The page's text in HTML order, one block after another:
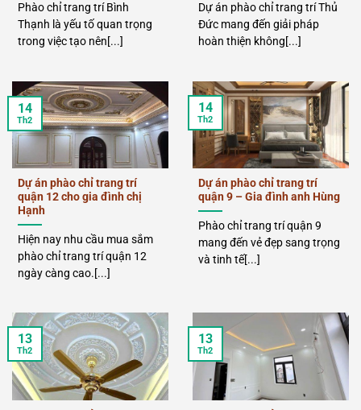
Phào chỉ trang trí Bình
Thạnh là yếu tố quan trọng
trong việc tạo nên[...]
Dự án phào chỉ trang trí Thủ
Đức mang đến giải pháp
hoàn thiện không[...]
Dự án phào chỉ trang trí
quận 12 cho gia đình chị
Hạnh
Hiện nay nhu cầu mua sắm
phào chỉ trang trí quận 12
ngày càng cao.[...]
14
Th2
Dự án phào chỉ trang trí
quận 9 – Gia đình anh Hùng
Phào chỉ trang trí quận 9
mang đến vẻ đẹp sang trọng
và tinh tế[...]
14
Th2
13
Th2
13
Th2